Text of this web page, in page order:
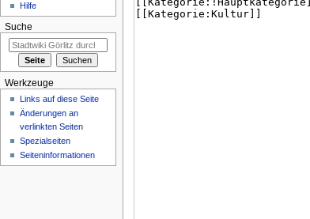
Hilfe
Suche
Werkzeuge
Links auf diese Seite
Änderungen an
verlinkten Seiten
Spezialseiten
Seiten­informationen